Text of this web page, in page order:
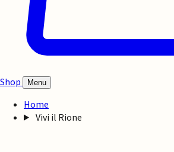
Shop Menu
Home
Vivi il Rione